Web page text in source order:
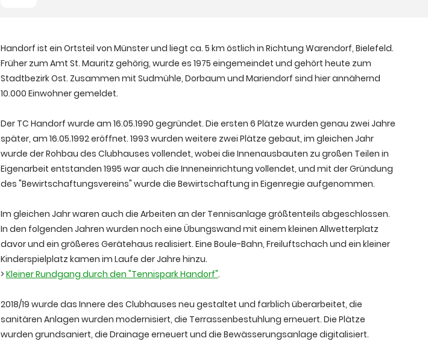
Handorf ist ein Ortsteil von Münster und liegt ca. 5 km östlich in Richtung Warendorf, Bielefeld.
Früher zum Amt St. Mauritz gehörig, wurde es 1975 eingemeindet und gehört heute zum
Stadtbezirk Ost. Zusammen mit Sudmühle, Dorbaum und Mariendorf sind hier annähernd
10.000 Einwohner gemeldet.
Der TC Handorf wurde am 16.05.1990 gegründet. Die ersten 6 Plätze wurden genau zwei Jahre
später, am 16.05.1992 eröffnet. 1993 wurden weitere zwei Plätze gebaut, im gleichen Jahr
wurde der Rohbau des Clubhauses vollendet, wobei die Innenausbauten zu großen Teilen in
Eigenarbeit entstanden 1995 war auch die Inneneinrichtung vollendet, und mit der Gründung
des "Bewirtschaftungsvereins" wurde die Bewirtschaftung in Eigenregie aufgenommen.
Im gleichen Jahr waren auch die Arbeiten an der Tennisanlage größtenteils abgeschlossen.
In den folgenden Jahren wurden noch eine Übungswand mit einem kleinen Allwetterplatz
davor und ein größeres Gerätehaus realisiert. Eine Boule-Bahn, Freiluftschach und ein kleiner
Kinderspielplatz kamen im Laufe der Jahre hinzu.
>Kleiner Rundgang durch den "Tennispark Handorf".
2018/19 wurde das Innere des Clubhauses neu gestaltet und farblich überarbeitet, die
sanitären Anlagen wurden modernisiert, die Terrassenbestuhlung erneuert. Die Plätze
wurden grundsaniert, die Drainage erneuert und die Bewässerungsanlage digitalisiert.